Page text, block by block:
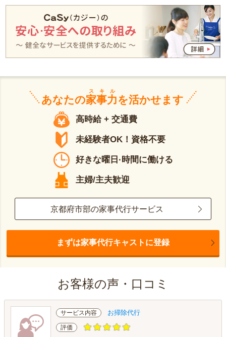
あなたの家事力
スキル
を活かせます
高時給 + 交通費
未経験者OK！資格不要
好きな曜日·時間に働ける
主婦/主夫歓迎
京都府市部の家事代行サービス
まずは家事代行キャストに登録
お客様の声・口コミ
サービス内容 お掃除代行
評価